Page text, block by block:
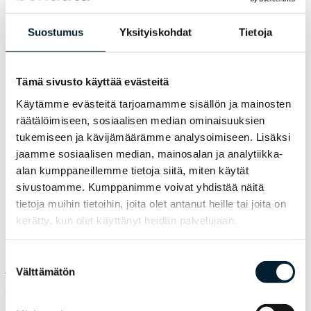
Suostumus Yksityiskohdat Tietoja
Tämä sivusto käyttää evästeitä
Käytämme evästeitä tarjoamamme sisällön ja mainosten
räätälöimiseen, sosiaalisen median ominaisuuksien
tukemiseen ja kävijämäärämme analysoimiseen. Lisäksi
jaamme sosiaalisen median, mainosalan ja analytiikka-
alan kumppaneillemme tietoja siitä, miten käytät
sivustoamme. Kumppanimme voivat yhdistää näitä
tietoja muihin tietoihin, joita olet antanut heille tai joita on
kerätty, kun olet käyttänyt heidän palvelujaan.
valinta
Välttämätön
livekonserttien kasvava kysyntä, jota tutkimus ei täysin osannut
kertovat, että Hype on löytänyt paikkansa myös yleisötapahtumien
kentällä – ja Miss Suomi -finaalin tv-lähetys Hypen lavalta kertoo
Sijainti muutettiin vahvuudeksi
Tutkimus tunnisti sijainnin sekä mahdollisuudeksi että riskiksi:
tapahtumapaikan valinnassa sijainti nousi tärkeimmäksi kriteeriksi,
mutta osa vastaajista suhtautui Espoon Kivenlahteen epäillen.
Tutkimus suosittelikin, että saavutettavuusviestintään panostetaan
määrätietoisesti.
Tähän haasteeseen Hype on vastannut johdonmukaisesti heti alusta
lähtien.
“Olemme korostaneet jatkuvasti Hypen erinomaista
saavutettavuutta niin julkisilla liikennevälineillä kuin omalla autolla.
paikkainen pysäköintihalli sekä vieressä sijaitseva metroasema.”